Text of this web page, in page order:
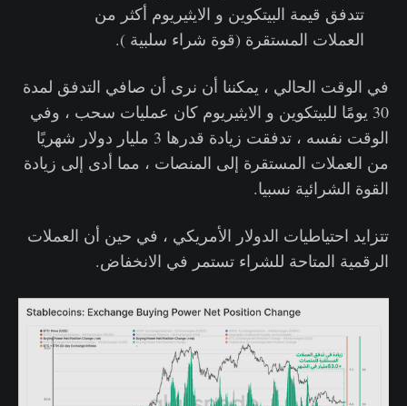
تتدفق قيمة البيتكوين و الايثيريوم أكثر من
العملات المستقرة (قوة شراء سلبية ).
في الوقت الحالي ، يمكننا أن نرى أن صافي التدفق لمدة
30 يومًا للبيتكوين و الايثيريوم كان عمليات سحب ، وفي
الوقت نفسه ، تدفقت زيادة قدرها 3 مليار دولار شهريًا
من العملات المستقرة إلى المنصات ، مما أدى إلى زيادة
القوة الشرائية نسبيا.
تتزايد احتياطيات الدولار الأمريكي ، في حين أن العملات
الرقمية المتاحة للشراء تستمر في الانخفاض.